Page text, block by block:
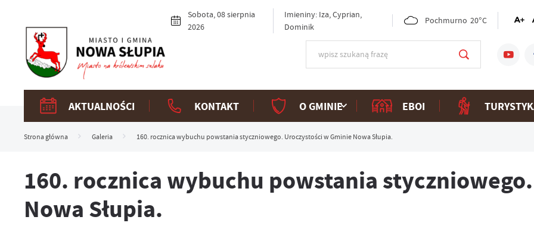
Sobota, 08 sierpnia
2026
Imieniny: Iza, Cyprian,
Dominik
Pochmurno 20°C
AKTUALNOŚCI KONTAKT O GMINIE EBOI
Strona główna Galeria 160. rocznica wybuchu powstania styczniowego. Uroczystości w Gminie Nowa Słupia.
160. rocznica wybuchu powstania
Nowa Słupia.